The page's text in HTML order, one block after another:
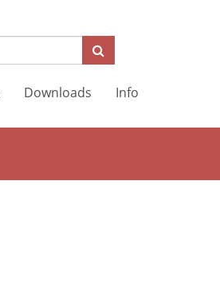
Suchen
Downloads Info